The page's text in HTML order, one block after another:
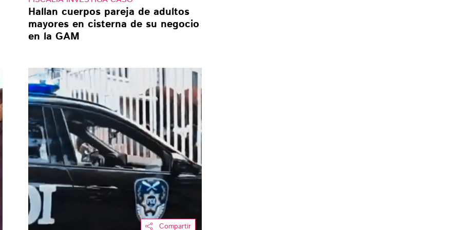
Hallan cuerpos pareja de adultos
mayores en cisterna de su negocio
en la GAM
Compartir